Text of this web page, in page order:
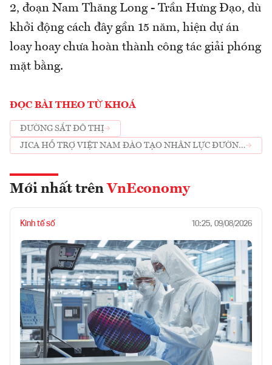
2, đoạn Nam Thăng Long - Trần Hưng Đạo, dù
khởi động cách đây gần 15 năm, hiện dự án
loay hoay chưa hoàn thành công tác giải phóng
mặt bằng.
ĐỌC BÀI THEO TỪ KHOÁ
ĐƯỜNG SẮT ĐÔ THỊ
JICA HỖ TRỢ VIỆT NAM ĐÀO TẠO NHÂN LỰC ĐƯỜNG
Mới nhất trên VnEconomy
Kinh tế số 10:25, 09/08/2026